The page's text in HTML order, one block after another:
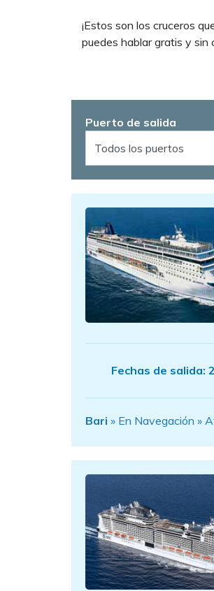
¡Estos son los cruceros
puedes hablar gratis y sin
Puerto de salida
Fechas de salida:
Bari » En Navegación »